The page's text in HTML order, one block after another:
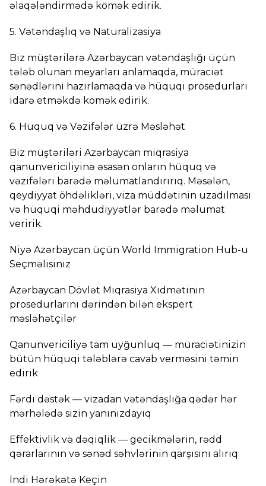
əlaqələndirmədə kömək edirik.
5. Vətəndaşlıq və Naturalizasiya
Biz müştərilərə Azərbaycan vətəndaşlığı üçün
tələb olunan meyarları anlamaqda, müraciət
sənədlərini hazırlamaqda və hüquqi prosedurları
idarə etməkdə kömək edirik.
6. Hüquq və Vəzifələr üzrə Məsləhət
Biz müştəriləri Azərbaycan miqrasiya
qanunvericiliyinə əsasən onların hüquq və
vəzifələri barədə məlumatlandırırıq. Məsələn,
qeydiyyat öhdəlikləri, viza müddətinin uzadılması
və hüquqi məhdudiyyətlər barədə məlumat
veririk.
Niyə Azərbaycan üçün World Immigration Hub-u
Seçməlisiniz
Azərbaycan Dövlət Miqrasiya Xidmətinin
prosedurlarını dərindən bilən ekspert
məsləhətçilər
Qanunvericiliyə tam uyğunluq — müraciətinizin
bütün hüquqi tələblərə cavab verməsini təmin
edirik
Fərdi dəstək — vizadan vətəndaşlığa qədər hər
mərhələdə sizin yanınızdayıq
Effektivlik və dəqiqlik — gecikmələrin, rədd
qərarlarının və sənəd səhvlərinin qarşısını alırıq
İndi Hərəkətə Keçin